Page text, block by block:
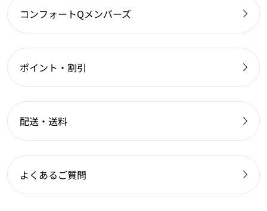
コンフォートQメンバーズ
ポイント・割引
配送・送料
よくあるご質問